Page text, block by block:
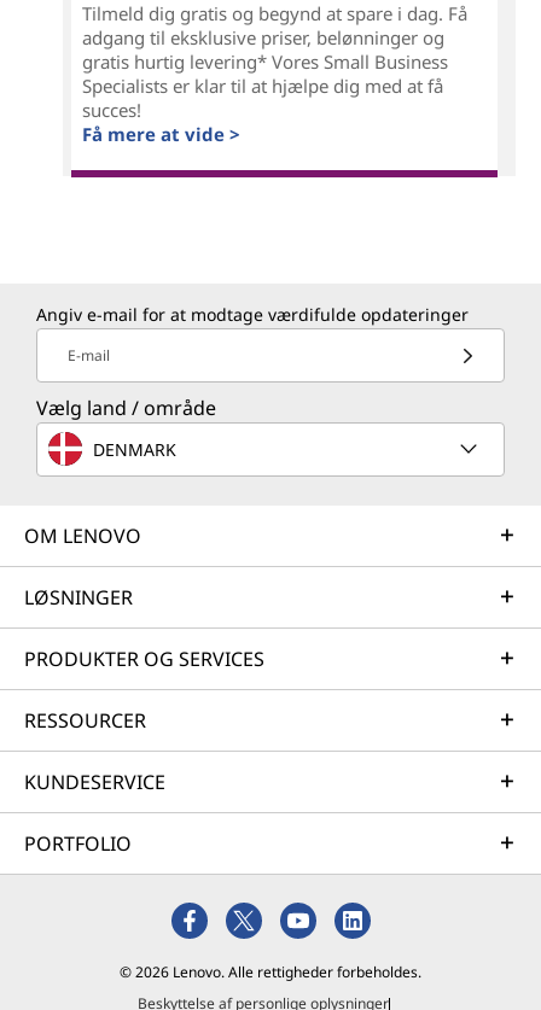
Tilmeld dig gratis og begynd at spare i dag. Få
adgang til eksklusive priser, belønninger og
gratis hurtig levering* Vores Small Business
Specialists er klar til at hjælpe dig med at få
succes!
Få mere at vide >
Angiv e-mail for at modtage værdifulde opdateringer
E-mail
Vælg land / område
DENMARK
OM LENOVO
LØSNINGER
PRODUKTER OG SERVICES
RESSOURCER
KUNDESERVICE
PORTFOLIO
© 2026 Lenovo. Alle rettigheder forbeholdes.
Beskyttelse af personlige oplysninger